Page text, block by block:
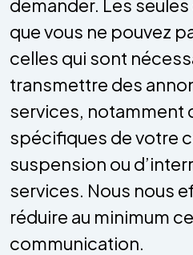
que vous ne pouvez
celles qui sont
transmettre des
services, notamment
spécifiques de votre
suspension ou
services. Nous nous
réduire au minimum
communication.